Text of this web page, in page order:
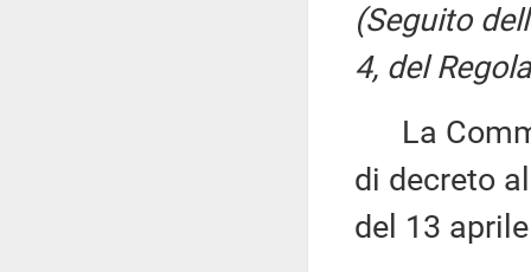
(Seguito
4, del
La
di decreto
del 13